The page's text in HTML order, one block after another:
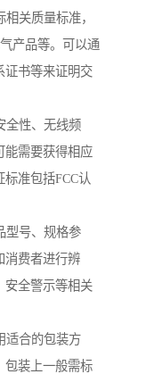
关质量标准，
产品等。可以通
证书等来证明交
全性、无线频
能需要获得相应
准包括FCC认
型号、规格参
消费者进行辨
安全警示等相关
适合的包装方
包装上一般需标